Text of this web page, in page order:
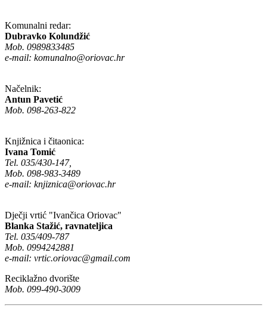
Komunalni redar:
Dubravko Kolundžić
Mob. 0989833485
e-mail: komunalno@oriovac.hr
Načelnik:
Antun Pavetić
Mob. 098-263-822
Knjižnica i čitaonica:
Ivana Tomić
Tel. 035/430-147,
Mob. 098-983-3489
e-mail: knjiznica@oriovac.hr
Dječji vrtić "Ivančica Oriovac"
Blanka Stažić, ravnateljica
Tel. 035/409-787
Mob. 0994242881
e-mail: vrtic.oriovac@gmail.com
Reciklažno dvorište
Mob. 099-490-3009